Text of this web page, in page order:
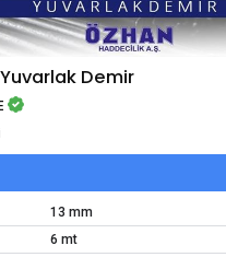
Demir
13 mm
6 mt